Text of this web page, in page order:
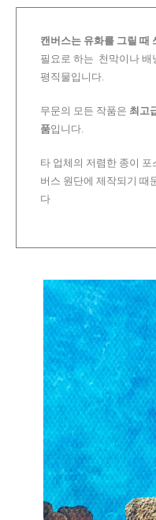
캔버스는 유화를 그릴 때
필요로 하는 천막이나 배
평직물입니다.
무문의 모든 작품은 최고
품입니다.
타 업체의 저렴한 종이
버스 원단에 제작되기 때
다